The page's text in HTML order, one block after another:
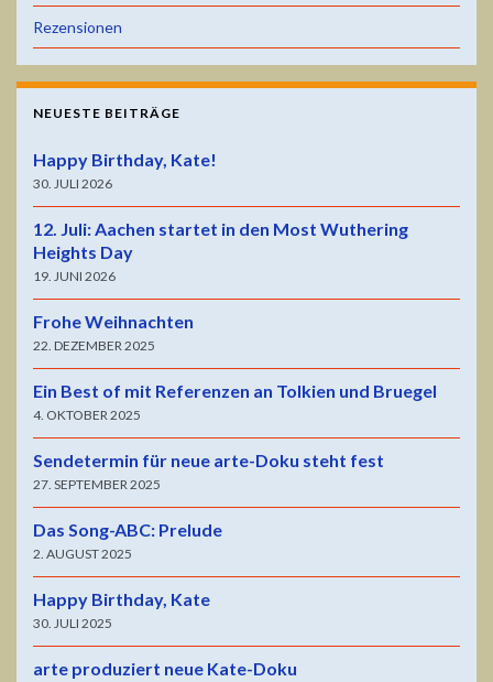
Rezensionen
NEUESTE BEITRÄGE
Happy Birthday, Kate!
30. JULI 2026
12. Juli: Aachen startet in den Most Wuthering
Heights Day
19. JUNI 2026
Frohe Weihnachten
22. DEZEMBER 2025
Ein Best of mit Referenzen an Tolkien und Bruegel
4. OKTOBER 2025
Sendetermin für neue arte-Doku steht fest
27. SEPTEMBER 2025
Das Song-ABC: Prelude
2. AUGUST 2025
Happy Birthday, Kate
30. JULI 2025
arte produziert neue Kate-Doku